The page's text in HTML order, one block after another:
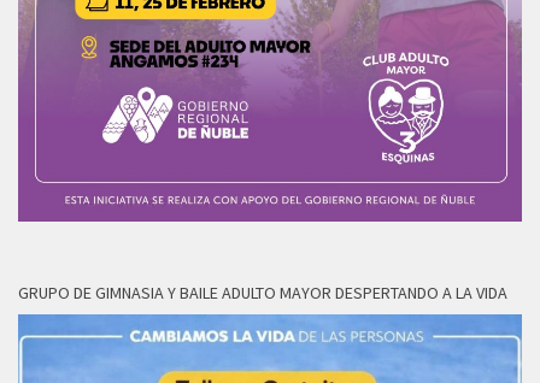
GRUPO DE GIMNASIA Y BAILE ADULTO MAYOR DESPERTANDO A LA VIDA